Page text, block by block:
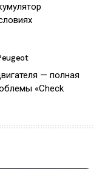
— полная
«Check